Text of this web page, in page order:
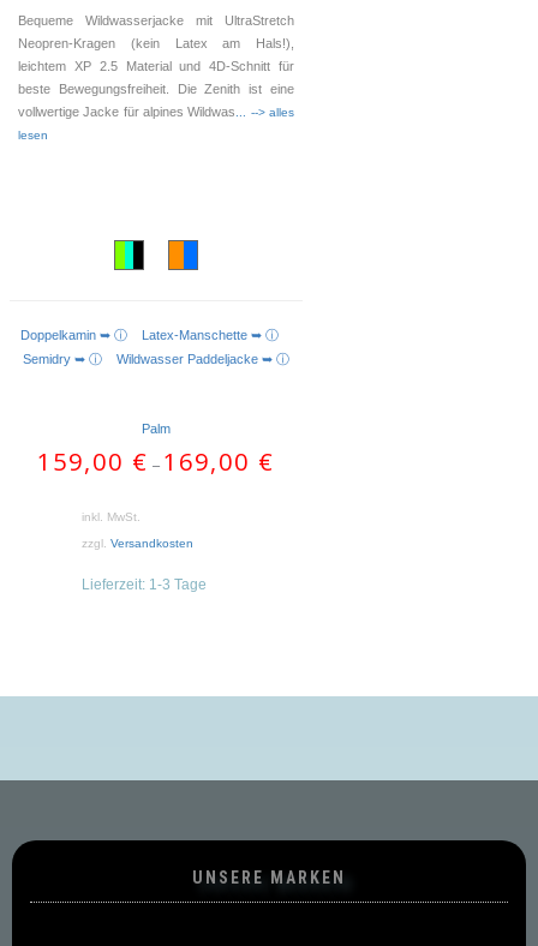
Bequeme Wildwasserjacke mit UltraStretch
Neopren-Kragen (kein Latex am Hals!),
leichtem XP 2.5 Material und 4D-Schnitt für
beste Bewegungsfreiheit. Die Zenith ist eine
vollwertige Jacke für alpines Wildwas
... --> alles
lesen
AUSFÜHRUNG WÄHLEN
Doppelkamin ➥ ⓘ
Latex-Manschette ➥ ⓘ
Semidry ➥ ⓘ Wildwasser Paddeljacke ➥ ⓘ
Palm
159,00 € – 169,00 €
inkl. MwSt.
zzgl. Versandkosten
Lieferzeit: 1-3 Tage
UNSERE MARKEN